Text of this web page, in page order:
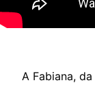
A Fabiana,